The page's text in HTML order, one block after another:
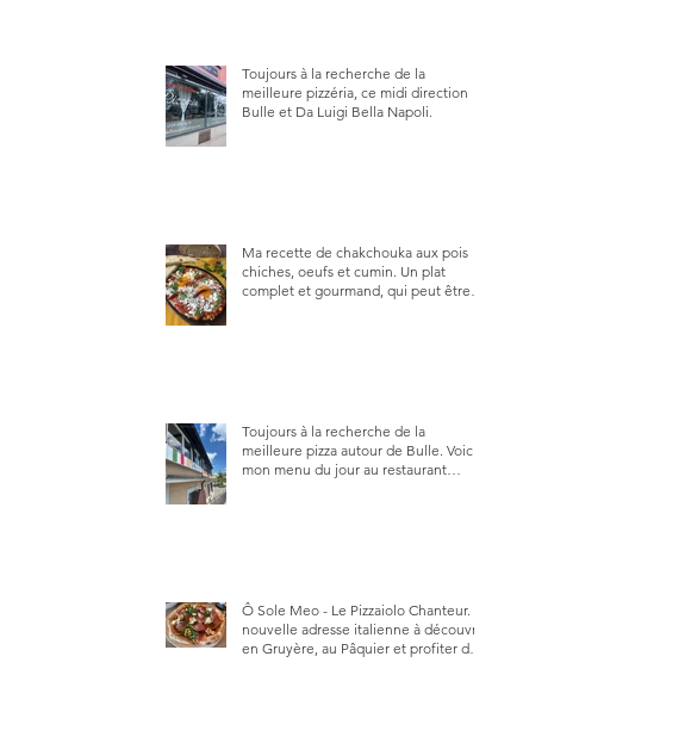
Toujours à la recherche de la
meilleure pizzéria, ce midi direction
Bulle et Da Luigi Bella Napoli.
Ma recette de chakchouka aux pois
chiches, oeufs et cumin. Un plat
complet et gourmand, qui peut être
Toujours à la recherche de la
meilleure pizza autour de Bulle. Voici
mon menu du jour au restaurant
Ô Sole Meo - Le Pizzaiolo Chanteur. La
nouvelle adresse italienne à découvrir
en Gruyère, au Pâquier et profiter des